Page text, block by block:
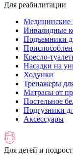
Для реабилитации
Медицинские
Инвалидные
Подъемники
Кресло-
Насадки на
Ходунки
Тренажеры
Матрасы от
Постельное
Подгузники
Аксессуары
Для детей и